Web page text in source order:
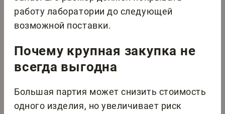
работу лаборатории до следующей
возможной поставки.
Почему крупная закупка не
всегда выгодна
Большая партия может снизить стоимость
одного изделия, но увеличивает риск